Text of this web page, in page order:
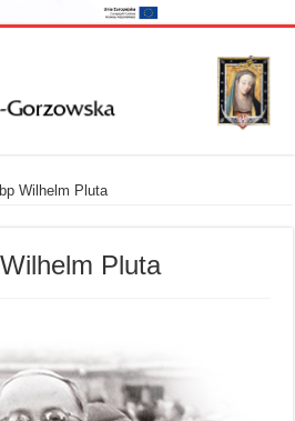
Wilhelm Pluta
Pluta